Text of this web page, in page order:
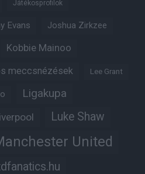
Játékosprofilok
Evans Joshua Zirkzee
Kobbie Mainoo
meccsnézések Lee Grant
Ligakupa
Luke Shaw
United